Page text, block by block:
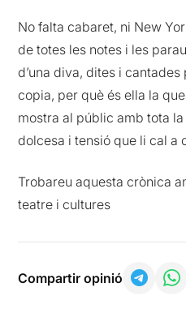
No falta cabaret, ni New
de totes les notes i les
d’una diva, dites i
copia, per què és ella la
mostra al públic amb tota
dolcesa i tensió que li cal a
Trobareu aquesta crònica
teatre i cultures
Compartir opinió